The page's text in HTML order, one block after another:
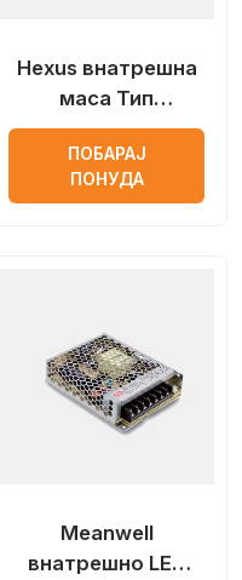
Hexus внатрешна
маса Тип
Константен напон
LED напојување
ПОБАРАЈ
ПОНУДА
Meanwell
внатрешно LED